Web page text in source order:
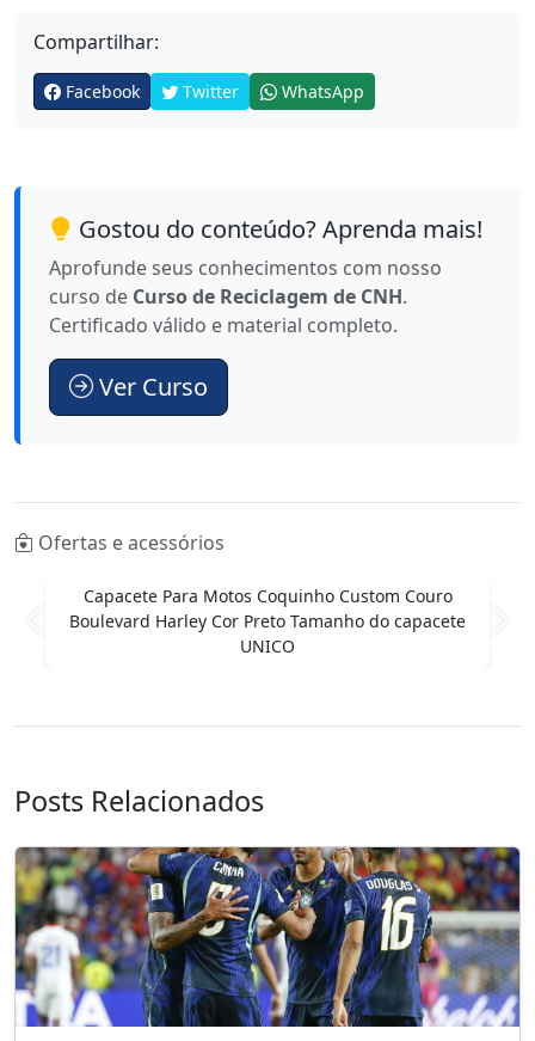
Compartilhar:
Facebook Twitter WhatsApp
Gostou do conteúdo? Aprenda mais!
Aprofunde seus conhecimentos com nosso
curso de Curso de Reciclagem de CNH.
Certificado válido e material completo.
Ver Curso
Ofertas e acessórios
Módulo Bomba Combustível Novo Onix Montana
Tracker Original
Anterior
Posts Relacionados